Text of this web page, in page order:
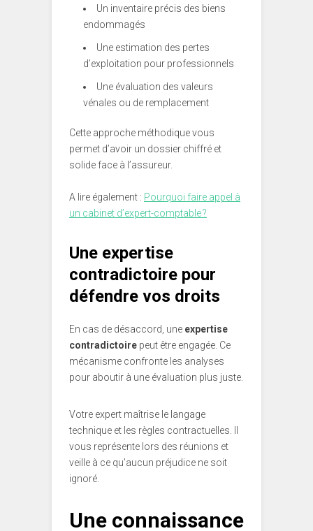
Un inventaire précis des biens
endommagés
Une estimation des pertes
d’exploitation pour professionnels
Une évaluation des valeurs
vénales ou de remplacement
Cette approche méthodique vous
permet d’avoir un dossier chiffré et
solide face à l’assureur.
A lire également : Pourquoi faire appel à
un cabinet d’expert-comptable ?
Une expertise
contradictoire pour
défendre vos droits
En cas de désaccord, une expertise
contradictoire peut être engagée. Ce
mécanisme confronte les analyses
pour aboutir à une évaluation plus juste.
Votre expert maîtrise le langage
technique et les règles contractuelles. Il
vous représente lors des réunions et
veille à ce qu’aucun préjudice ne soit
ignoré.
Une connaissance